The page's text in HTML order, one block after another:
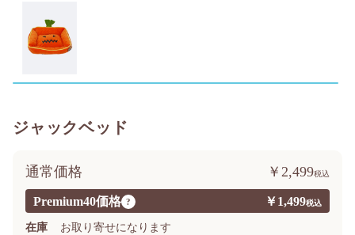
ジャックベッド
Premium40価格 ? ￥1,499
通常価格 ￥2,499
在庫 お取り寄せになります